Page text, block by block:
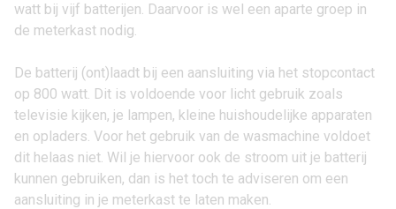
watt bij vijf batterijen. Daarvoor is wel een aparte groep in
de meterkast nodig.
De batterij (ont)laadt bij een aansluiting via het stopcontact
op 800 watt. Dit is voldoende voor licht gebruik zoals
televisie kijken, je lampen, kleine huishoudelijke apparaten
en opladers. Voor het gebruik van de wasmachine voldoet
dit helaas niet. Wil je hiervoor ook de stroom uit je batterij
kunnen gebruiken, dan is het toch te adviseren om een
aansluiting in je meterkast te laten maken.